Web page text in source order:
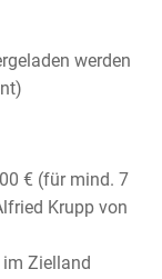
werden
€ (für mind. 7
Krupp von
Zielland